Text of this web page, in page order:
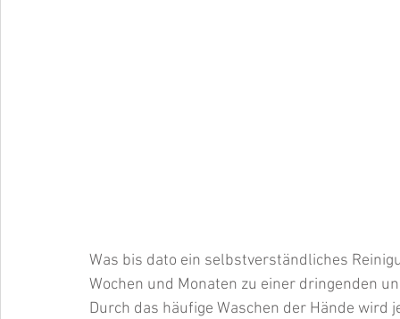
Was bis dato ein selbstverständliches
Wochen und Monaten zu einer dringenden
Durch das häufige Waschen der Hände